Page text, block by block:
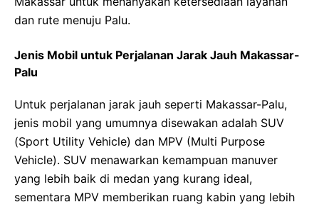
dan rute menuju Palu.
Jenis Mobil untuk Perjalanan Jarak Jauh Makassar-
Palu
Untuk perjalanan jarak jauh seperti Makassar-Palu,
jenis mobil yang umumnya disewakan adalah SUV
(Sport Utility Vehicle) dan MPV (Multi Purpose
Vehicle). SUV menawarkan kemampuan manuver
yang lebih baik di medan yang kurang ideal,
sementara MPV memberikan ruang kabin yang lebih